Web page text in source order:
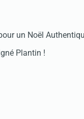
un Noël
Plantin !